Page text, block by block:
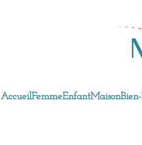
AccueilFemmeEnfantMaison